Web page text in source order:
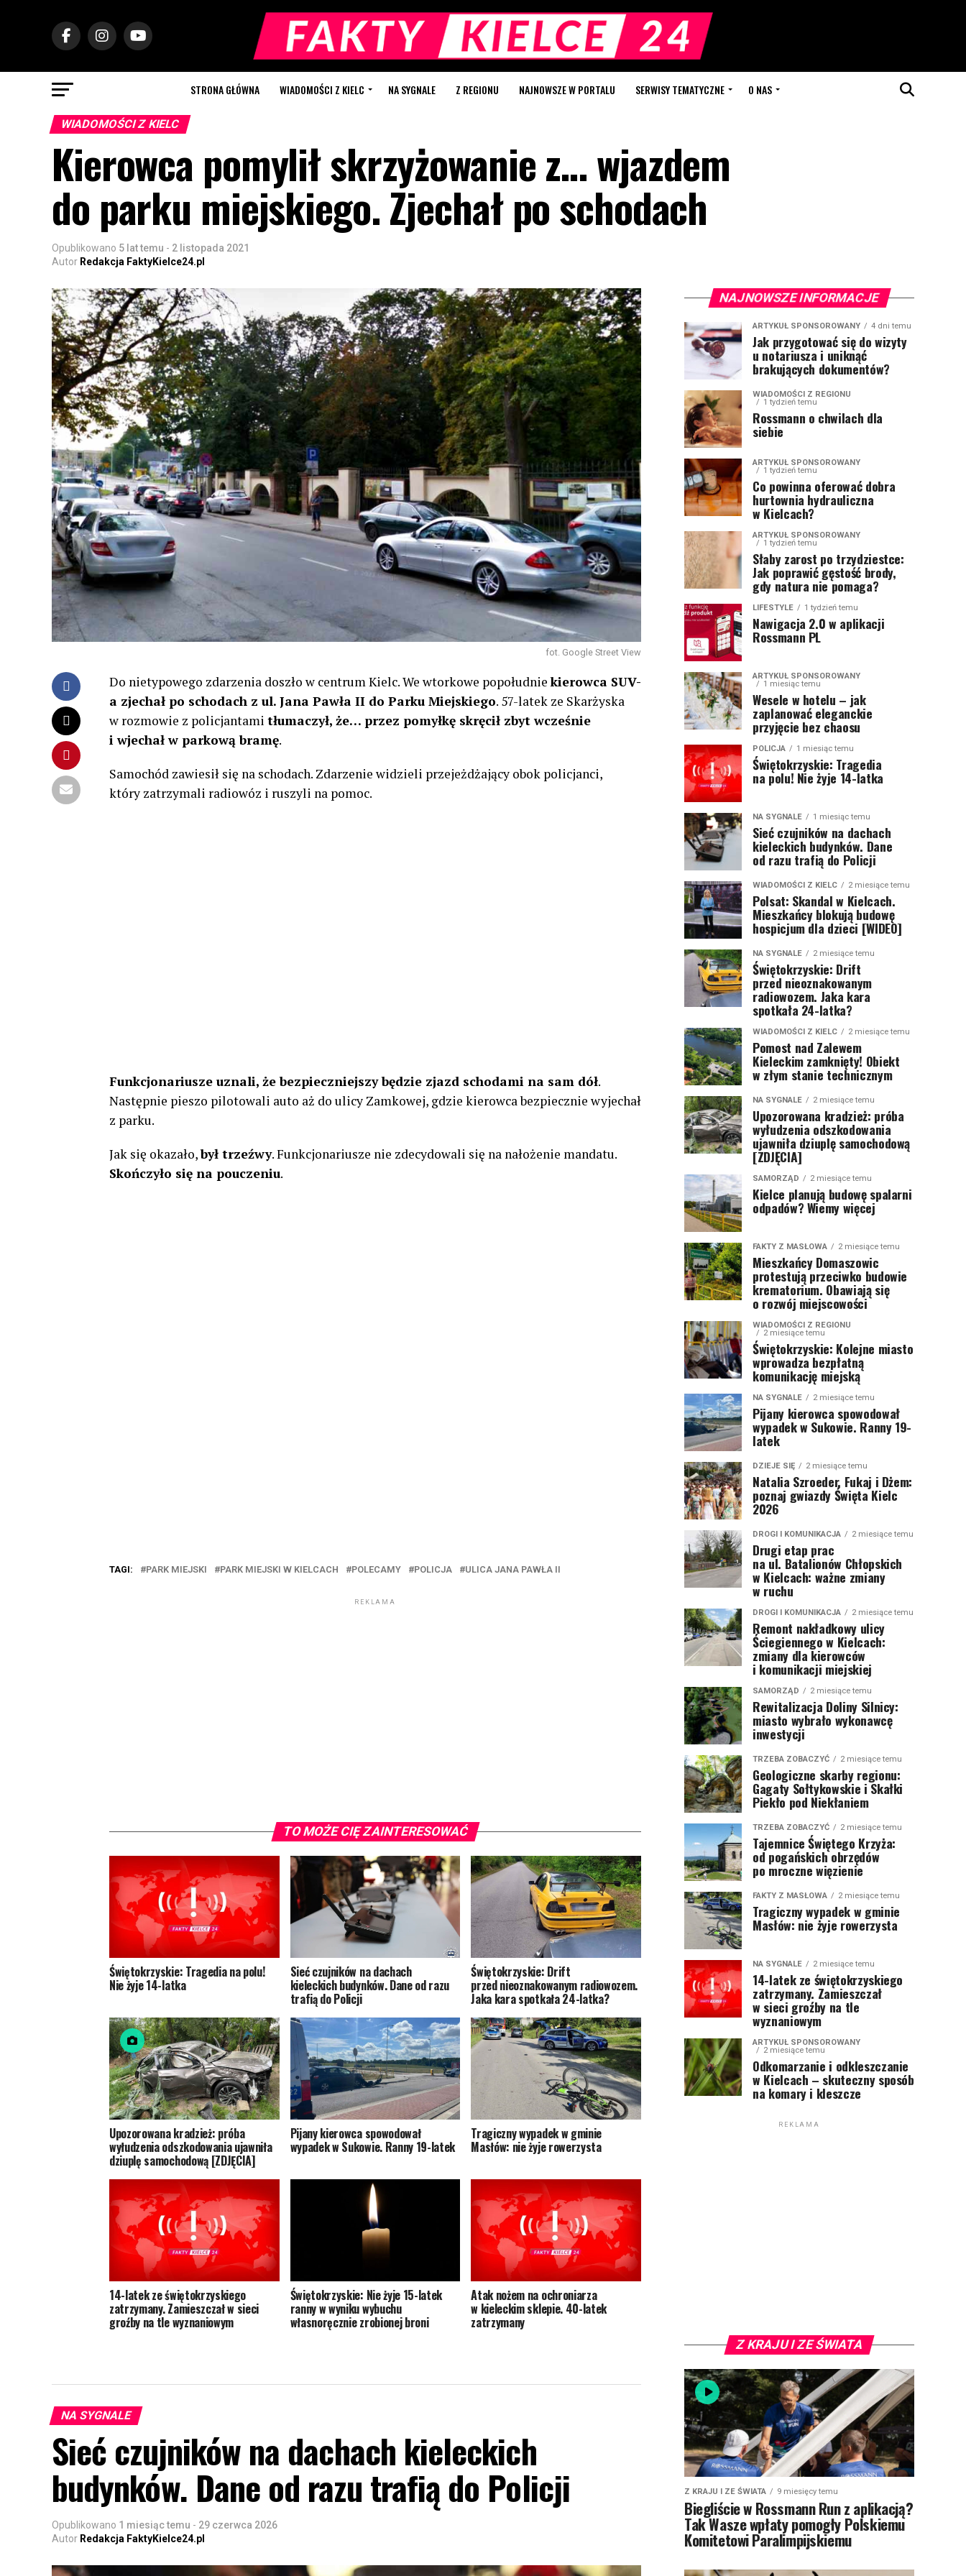
STRONA GŁÓWNA WIADOMOŚCI Z KIELC NA SYGNALE Z REGIONU NAJNOWSZE W PORTALU SERWISY TEMATYCZNE O NAS
WIADOMOŚCI Z KIELC
Kierowca pomylił skrzyżowanie z… wjazdem
do parku miejskiego. Zjechał po schodach
Opublikowano 5 lat temu - 2 listopada 2021
Autor Redakcja FaktyKielce24.pl
fot. Google Street View
Do nietypowego zdarzenia doszło w centrum Kielc. We wtorkowe popołudniekierowca SUV-
a zjechał po schodach z ul. Jana Pawła II do Parku Miejskiego. 57-latek ze Skarżyska
w rozmowie z policjantami tłumaczył, że… przez pomyłkę skręcił zbyt wcześnie
i wjechał w parkową bramę.
Samochód zawiesił się na schodach. Zdarzenie widzieli przejeżdżający obok policjanci,
który zatrzymali radiowóz i ruszyli na pomoc.
Funkcjonariusze uznali, że bezpieczniejszy będzie zjazd schodami na sam dół.
Następnie pieszo pilotowali auto aż do ulicy Zamkowej, gdzie kierowca bezpiecznie wyjechał
z parku.
Jak się okazało,był trzeźwy. Funkcjonariusze nie zdecydowali się na nałożenie mandatu.
Skończyło się na pouczeniu.
TAGI: PARK MIEJSKI PARK MIEJSKI W KIELCACH POLECAMY POLICJA ULICA JANA PAWŁA II
REKLAMA
TO MOŻE CIĘ ZAINTERESOWAĆ
Świętokrzyskie: Tragedia na polu!
Nie żyje 14-latka
Sieć czujników na dachach
kieleckich budynków. Dane od razu
trafią do Policji
Świętokrzyskie: Drift
przed nieoznakowanym radiowozem.
Jaka kara spotkała 24-latka?
Upozorowana kradzież: próba
wyłudzenia odszkodowania ujawniła
dziuplę samochodową [ZDJĘCIA]
Pijany kierowca spowodował
wypadek w Sukowie. Ranny 19-latek
Tragiczny wypadek w gminie
Masłów: nie żyje rowerzysta
14-latek ze świętokrzyskiego
zatrzymany. Zamieszczał w sieci
groźby na tle wyznaniowym
Świętokrzyskie: Nie żyje 15-latek
ranny w wyniku wybuchu
własnoręcznie zrobionej broni
Atak nożem na ochroniarza
w kieleckim sklepie. 40-latek
zatrzymany
NA SYGNALE
Sieć czujników na dachach kieleckich
budynków. Dane od razu trafią do Policji
Opublikowano 1 miesiąc temu - 29 czerwca 2026
Autor Redakcja FaktyKielce24.pl
NAJNOWSZE INFORMACJE
ARTYKUŁ SPONSOROWANY 4 dni temu
Jak przygotować się do wizyty
u notariusza i uniknąć
brakujących dokumentów?
WIADOMOŚCI Z REGIONU
1 tydzień temu
Rossmann o chwilach dla
siebie
ARTYKUŁ SPONSOROWANY
1 tydzień temu
Co powinna oferować dobra
hurtownia hydrauliczna
w Kielcach?
ARTYKUŁ SPONSOROWANY
1 tydzień temu
Słaby zarost po trzydziestce:
Jak poprawić gęstość brody,
gdy natura nie pomaga?
LIFESTYLE 1 tydzień temu
Nawigacja 2.0 w aplikacji
Rossmann PL
ARTYKUŁ SPONSOROWANY
1 miesiąc temu
Wesele w hotelu – jak
zaplanować eleganckie
przyjęcie bez chaosu
POLICJA 1 miesiąc temu
Świętokrzyskie: Tragedia
na polu! Nie żyje 14-latka
NA SYGNALE 1 miesiąc temu
Sieć czujników na dachach
kieleckich budynków. Dane
od razu trafią do Policji
WIADOMOŚCI Z KIELC 2 miesiące temu
Polsat: Skandal w Kielcach.
Mieszkańcy blokują budowę
hospicjum dla dzieci [WIDEO]
NA SYGNALE 2 miesiące temu
Świętokrzyskie: Drift
przed nieoznakowanym
radiowozem. Jaka kara
spotkała 24-latka?
WIADOMOŚCI Z KIELC 2 miesiące temu
Pomost nad Zalewem
Kieleckim zamknięty! Obiekt
w złym stanie technicznym
NA SYGNALE 2 miesiące temu
Upozorowana kradzież: próba
wyłudzenia odszkodowania
ujawniła dziuplę samochodową
[ZDJĘCIA]
SAMORZĄD 2 miesiące temu
Kielce planują budowę spalarni
odpadów? Wiemy więcej
FAKTY Z MASŁOWA 2 miesiące temu
Mieszkańcy Domaszowic
protestują przeciwko budowie
krematorium. Obawiają się
o rozwój miejscowości
WIADOMOŚCI Z REGIONU
2 miesiące temu
Świętokrzyskie: Kolejne miasto
wprowadza bezpłatną
komunikację miejską
NA SYGNALE 2 miesiące temu
Pijany kierowca spowodował
wypadek w Sukowie. Ranny 19-
latek
DZIEJE SIĘ 2 miesiące temu
Natalia Szroeder, Fukaj i Dżem:
poznaj gwiazdy Święta Kielc
2026
DROGI I KOMUNIKACJA 2 miesiące temu
Drugi etap prac
na ul. Batalionów Chłopskich
w Kielcach: ważne zmiany
w ruchu
DROGI I KOMUNIKACJA 2 miesiące temu
Remont nakładkowy ulicy
Ściegiennego w Kielcach:
zmiany dla kierowców
i komunikacji miejskiej
SAMORZĄD 2 miesiące temu
Rewitalizacja Doliny Silnicy:
miasto wybrało wykonawcę
inwestycji
TRZEBA ZOBACZYĆ 2 miesiące temu
Geologiczne skarby regionu:
Gagaty Sołtykowskie i Skałki
Piekło pod Niekłaniem
TRZEBA ZOBACZYĆ 2 miesiące temu
Tajemnice Świętego Krzyża:
od pogańskich obrzędów
po mroczne więzienie
FAKTY Z MASŁOWA 2 miesiące temu
Tragiczny wypadek w gminie
Masłów: nie żyje rowerzysta
NA SYGNALE 2 miesiące temu
14-latek ze świętokrzyskiego
zatrzymany. Zamieszczał
w sieci groźby na tle
wyznaniowym
ARTYKUŁ SPONSOROWANY
2 miesiące temu
Odkomarzanie i odkleszczanie
w Kielcach – skuteczny sposób
na komary i kleszcze
REKLAMA
Z KRAJU I ZE ŚWIATA
Z KRAJU I ZE ŚWIATA 9 miesięcy temu
Biegliście w Rossmann Run z aplikacją?
Tak Wasze wpłaty pomogły Polskiemu
Komitetowi Paralimpijskiemu